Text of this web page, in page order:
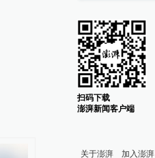
扫码下载
澎湃新闻客户端
关于澎湃 加入澎湃